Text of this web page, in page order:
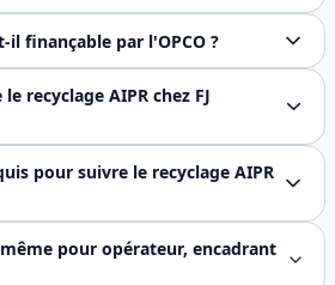
QCM Ineris, l'AIPR est de
il finançable par l'OPCO ?
certifié Qualiopi. Le recyclage
recyclage AIPR chez FJ
sur 1 journée de 7 heures. La
pour suivre le recyclage AIPR
une AIPR (opérateur, encadrant
pour opérateur, encadrant